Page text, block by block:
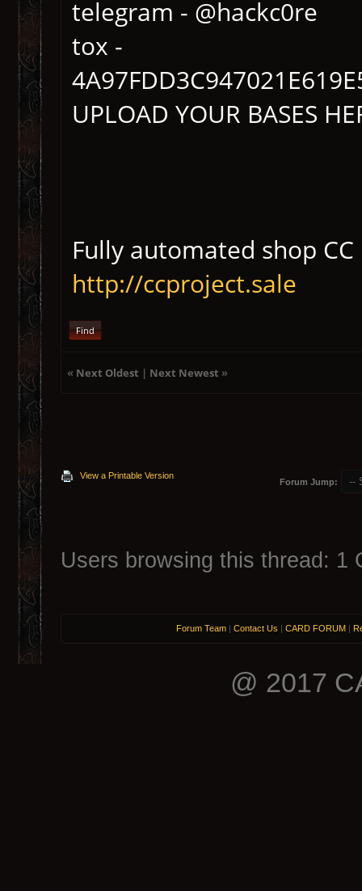
telegram - @hackc0re
tox -
UPLOAD YOUR BASES
Fully automated shop
http://ccproject.sale
Find
« Next Oldest | Next Newest »
View a Printable Version
Forum Jump:
Users browsing this thread: 1
Forum Team | Contact Us | CARD FORUM |
@ 2017